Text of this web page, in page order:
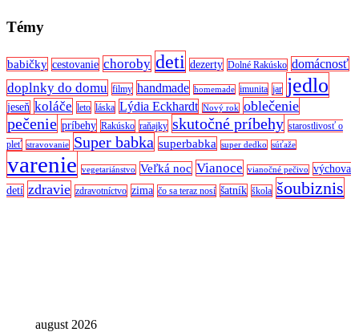
Témy
babičky cestovanie choroby deti dezerty Dolné Rakúsko domácnosť
doplnky do domu filmy handmade homemade imunita jar jedlo
jeseň koláče leto láska Lýdia Eckhardt Nový rok oblečenie
pečenie príbehy Rakúsko raňajky skutočné príbehy starostlivosť o
pleť stravovanie Super babka superbabka super dedko súťaže
varenie vegetariánstvo Veľká noc Vianoce vianočné pečivo
výchova
detí zdravie zdravotníctvo zima čo sa teraz nosí šatník škola šoubiznis
august 2026